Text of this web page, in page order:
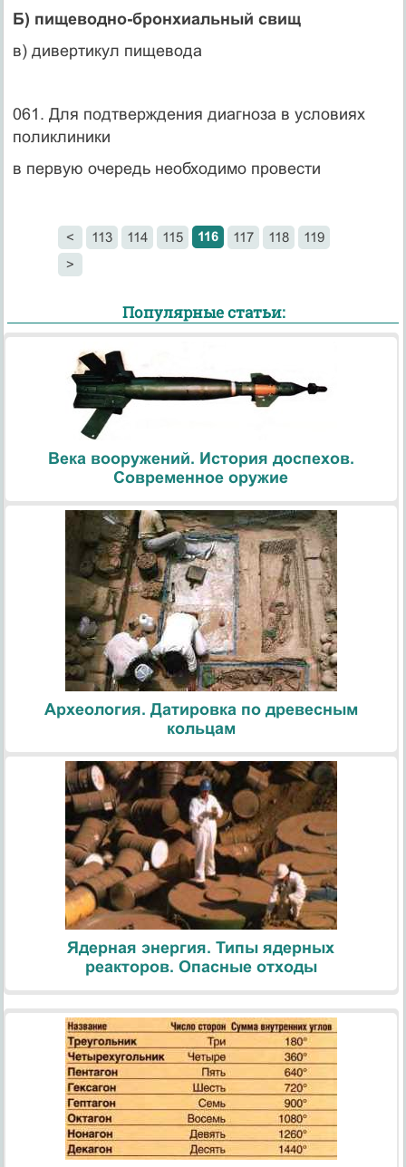
Б) пищеводно-бронхиальный свищ
в) дивертикул пищевода
061. Для подтверждения диагноза в условиях
поликлиники
в первую очередь необходимо провести
< 113 114 115 116 117 118
119
>
Популярные статьи:
Века вооружений. История доспехов.
Современное оружие
Археология. Датировка по древесным
кольцам
Ядерная энергия. Типы ядерных
реакторов. Опасные отходы